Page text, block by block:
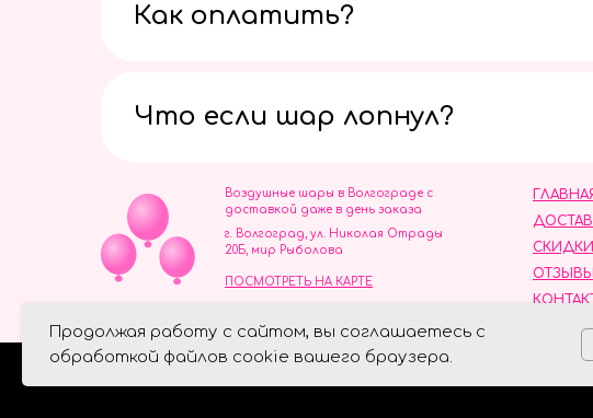
Продолжая работу с сайтом, вы соглашаетесь с
обработкой файлов cookie вашего браузера.
Как оплатить?
Что если шар лопнул?
ОТЗЫВЫ
Воздушные шары в Волгограде с
доставкой даже в день заказа
г. Волгоград, ул. Николая Отрады
20Б, мир Рыболова
ПОСМОТРЕТЬ НА КАРТЕ
ИНН 344110093739
Политика обработки персональных данных